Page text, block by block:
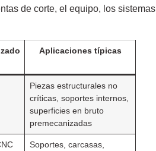
de corte, el equipo, los sistemas
Aplicaciones típicas
Piezas estructurales no
críticas, soportes internos,
superficies en bruto
premecanizadas
Soportes, carcasas,